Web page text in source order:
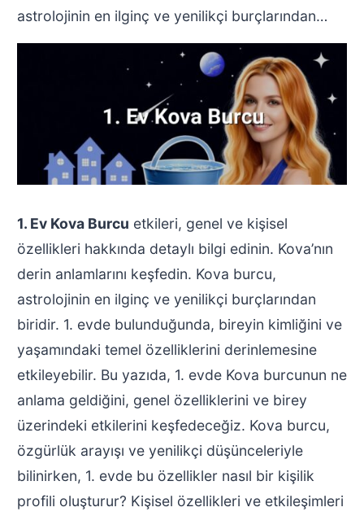
astrolojinin en ilginç ve yenilikçi burçlarından…
1. Ev Kova Burcu etkileri, genel ve kişisel
özellikleri hakkında detaylı bilgi edinin. Kova’nın
derin anlamlarını keşfedin. Kova burcu,
astrolojinin en ilginç ve yenilikçi burçlarından
biridir. 1. evde bulunduğunda, bireyin kimliğini ve
yaşamındaki temel özelliklerini derinlemesine
etkileyebilir. Bu yazıda, 1. evde Kova burcunun ne
anlama geldiğini, genel özelliklerini ve birey
üzerindeki etkilerini keşfedeceğiz. Kova burcu,
özgürlük arayışı ve yenilikçi düşünceleriyle
bilinirken, 1. evde bu özellikler nasıl bir kişilik
profili oluşturur? Kişisel özellikleri ve etkileşimleri